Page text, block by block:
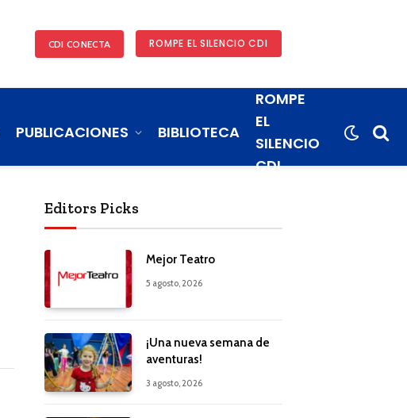
CDI CONECTA ROMPE EL SILENCIO CDI
PUBLICACIONES BIBLIOTECA
ROMPE
EL
SILENCIO
CDI
Editors Picks
Mejor Teatro
5 agosto, 2026
¡Una nueva semana de
aventuras!
3 agosto, 2026